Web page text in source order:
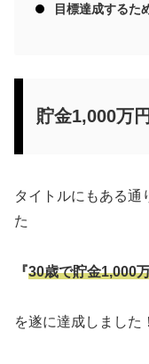
目標達成するた
貯金1,000万
タイトルにもある通
た
『30歳で貯金1,000
を遂に達成しました！